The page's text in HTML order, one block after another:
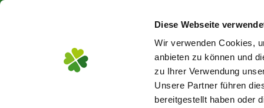
Diese Webseite
Wir verwenden Cookies,
anbieten zu können und
zu Ihrer Verwendung
Unsere Partner führen
bereitgestellt haben oder
Blumen